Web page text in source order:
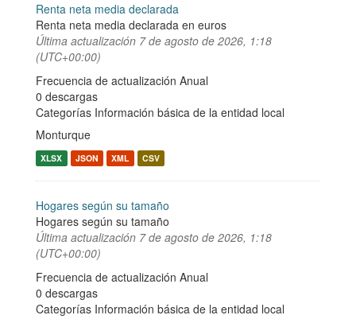
Renta neta media declarada
Renta neta media declarada en euros
Última actualización 7 de agosto de 2026, 1:18
(UTC+00:00)
Frecuencia de actualización Anual
0 descargas
Categorías Información básica de la entidad local
Monturque
XLSX JSON XML CSV
Hogares según su tamaño
Hogares según su tamaño
Última actualización 7 de agosto de 2026, 1:18
(UTC+00:00)
Frecuencia de actualización Anual
0 descargas
Categorías Información básica de la entidad local